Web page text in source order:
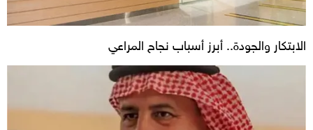
الابتكار والجودة.. أبرز أسباب نجاح المراعي